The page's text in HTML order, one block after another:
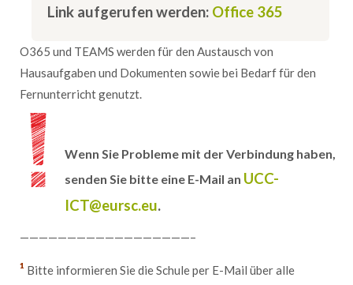
Link aufgerufen werden: Office 365
O365 und TEAMS werden für den Austausch von
Hausaufgaben und Dokumenten sowie bei Bedarf für den
Fernunterricht genutzt.
Wenn Sie Probleme mit der Verbindung haben,
senden Sie bitte eine E-Mail an UCC-
ICT@eursc.eu.
——————————————————–
¹ Bitte informieren Sie die Schule per E-Mail über alle